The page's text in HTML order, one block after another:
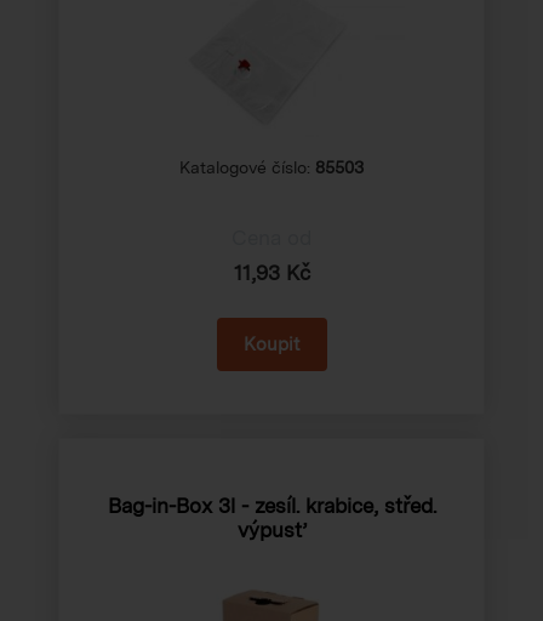
Katalogové číslo: 85503
11,93 Kč
Bag-in-Box 3l - zesíl. krabice, střed.
výpusť